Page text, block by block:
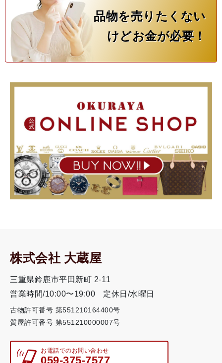
品物を売りたくない
けどお金が必要！
株式会社 大蔵屋
三重県鈴鹿市平田新町 2-11
営業時間/10:00〜19:00
定休日/水曜日
古物許可番号 第551210164400号
質屋許可番号 第551210000007号
お電話でのお問い合わせ
059-375-7577